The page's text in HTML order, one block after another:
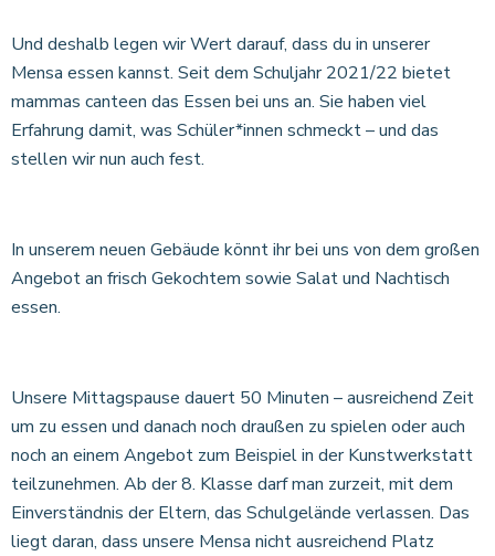
Und deshalb legen wir Wert darauf, dass du in unserer
Mensa essen kannst. Seit dem Schuljahr 2021/22 bietet
mammas canteen das Essen bei uns an. Sie haben viel
Erfahrung damit, was Schüler*innen schmeckt – und das
stellen wir nun auch fest.
In unserem neuen Gebäude könnt ihr bei uns von dem großen
Angebot an frisch Gekochtem sowie Salat und Nachtisch
essen.
Unsere Mittagspause dauert 50 Minuten – ausreichend Zeit
um zu essen und danach noch draußen zu spielen oder auch
noch an einem Angebot zum Beispiel in der Kunstwerkstatt
teilzunehmen. Ab der 8. Klasse darf man zurzeit, mit dem
Einverständnis der Eltern, das Schulgelände verlassen. Das
liegt daran, dass unsere Mensa nicht ausreichend Platz